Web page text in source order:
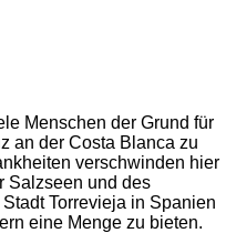
Menschen der Grund für
an der Costa Blanca zu
verschwinden hier
Salzseen und des
Torrevieja in Spanien
eine Menge zu bieten.